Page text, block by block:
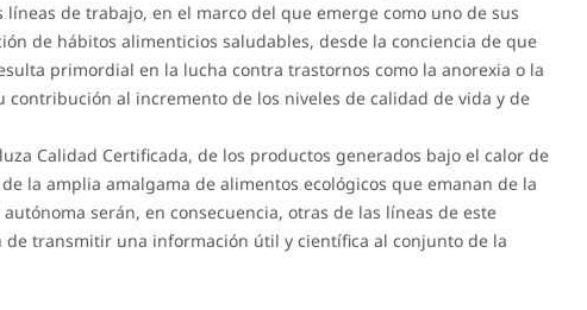
de trabajo, en el marco del que emerge como uno de sus
de hábitos alimenticios saludables, desde la conciencia de que
primordial en la lucha contra trastornos como la anorexia o la
contribución al incremento de los niveles de calidad de vida y de
Calidad Certificada, de los productos generados bajo el calor de
la amplia amalgama de alimentos ecológicos que emanan de la
serán, en consecuencia, otras de las líneas de este
transmitir una información útil y científica al conjunto de la